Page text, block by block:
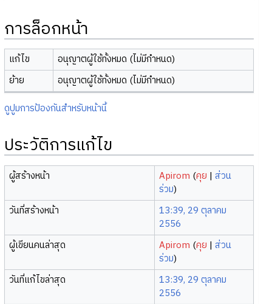
การล็อกหน้า
แก้ไข
อนุญาตผู้ใช้ทั้งหมด (ไม่มีกำหนด)
ย้าย
อนุญาตผู้ใช้ทั้งหมด (ไม่มีกำหนด)
ดูปูมการป้องกันสำหรับหน้านี้
ประวัติการแก้ไข
ผู้สร้างหน้า Apirom (คุย |ส่วน
ร่วม)
วันที่สร้างหน้า
13:39, 29 ตุลาคม
2556
ผู้เขียนคนล่าสุด
Apirom (คุย |ส่วน
ร่วม)
วันที่แก้ไขล่าสุด
13:39, 29 ตุลาคม
2556